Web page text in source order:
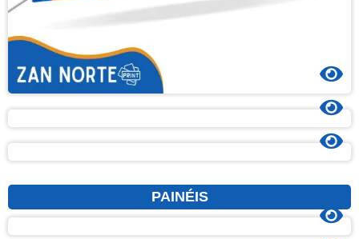
PAINÉIS